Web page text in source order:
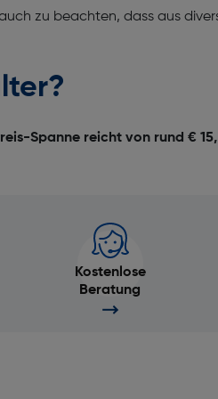
zu beachten, dass aus
Spanne reicht von rund €
Kostenlose
Beratung